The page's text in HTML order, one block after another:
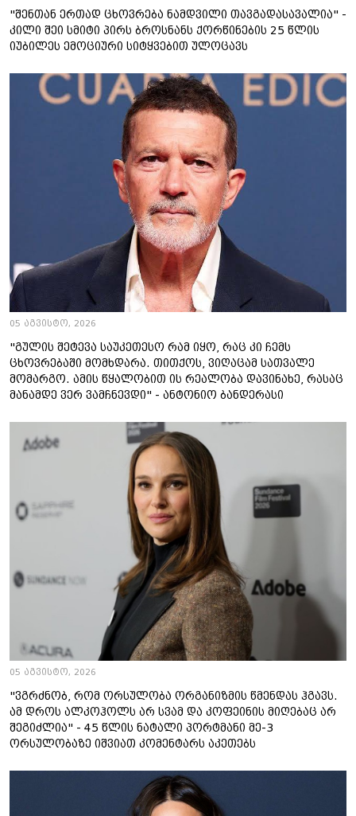
"შენთან ერთად ცხოვრება ნამდვილი თავგადასავალია" -
კილი შეი სმიტი პირს ბროსნანს ქორწინების 25 წლის
იუბილეს ემოციური სიტყვებით ულოცავს
05 აგვისტო, 2026
"გულის შეტევა საუკეთესო რამ იყო, რაც კი ჩემს
ცხოვრებაში მომხდარა. თითქოს, ვიღაცამ სათვალე
მომარგო. ამის წყალობით ის რეალობა დავინახე, რასაც
მანამდე ვერ ვამჩნევდი" - ანტონიო ბანდერასი
05 აგვისტო, 2026
"ვგრძნობ, რომ ორსულობა ორგანიზმის წმენდას ჰგავს.
ამ დროს ალკოჰოლს არ სვამ და კოფეინის მიღებაც არ
შეგიძლია" - 45 წლის ნატალი პორტმანი მე-3
ორსულობაზე იშვიათ კომენტარს აკეთებს